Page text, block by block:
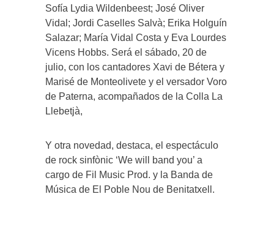
Sofía Lydia Wildenbeest; José Oliver
Vidal; Jordi Caselles Salvà; Erika Holguín
Salazar; María Vidal Costa y Eva Lourdes
Vicens Hobbs. Será el sábado, 20 de
julio, con los cantadores Xavi de Bétera y
Marisé de Monteolivete y el versador Voro
de Paterna, acompañados de la Colla La
Llebetjà,
Y otra novedad, destaca, el espectáculo
de rock sinfònic ‘We will band you’ a
cargo de Fil Music Prod. y la Banda de
Música de El Poble Nou de Benitatxell.